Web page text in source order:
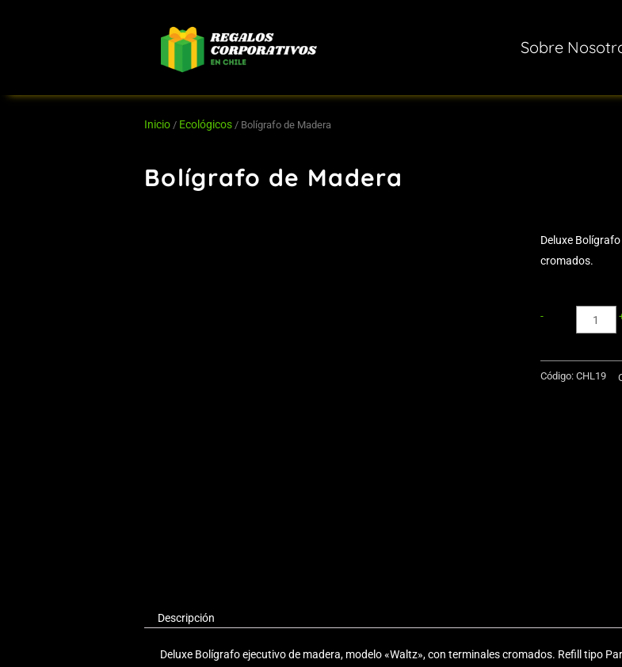
Sobre
Inicio / Ecológicos / Bolígrafo de Madera
Bolígrafo de Madera
Deluxe
cromados.
-
Aluminio
Código: CHL19
Descripción
Deluxe Bolígrafo ejecutivo de madera, modelo «Waltz», con terminales cromados. Refill tipo